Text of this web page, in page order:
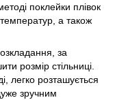
поклейки плівок
а також
за
розмір стільниці.
легко розташується
зручним